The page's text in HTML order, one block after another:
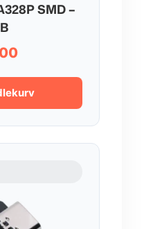
SMD –